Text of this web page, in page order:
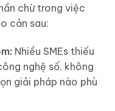
chừ trong việc
cản sau:
Nhiều SMEs thiếu
nghệ số, không
giải pháp nào phù